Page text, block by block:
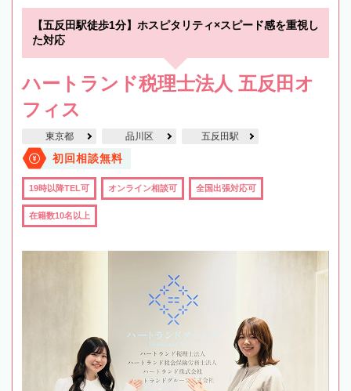
【五反田駅徒歩1分】ホスピタリティ×スピード感を重視し
た対応
ハートランド税理士法人 五反田オ
フィス
東京都 品川区 五反田駅
初回相談無料
19時以降TEL可 オンライン相談可 全国出張対応可
在籍数10名以上